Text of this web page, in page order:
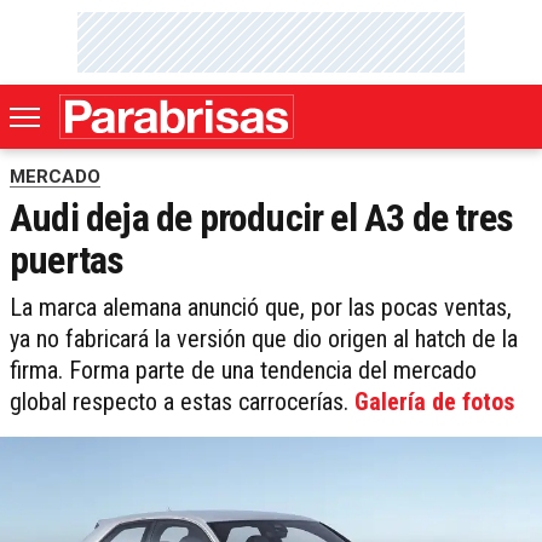
MERCADO
Audi deja de producir el A3 de tres
puertas
La marca alemana anunció que, por las pocas ventas,
ya no fabricará la versión que dio origen al hatch de la
firma. Forma parte de una tendencia del mercado
global respecto a estas carrocerías. Galería de fotos